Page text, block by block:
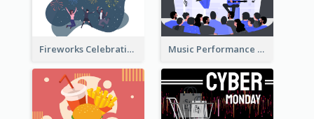
Fireworks Celebration Illustration Music Performance Illustration